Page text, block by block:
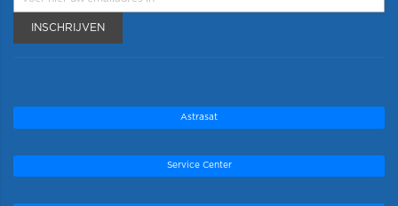
INSCHRIJVEN
Astrasat
Service Center